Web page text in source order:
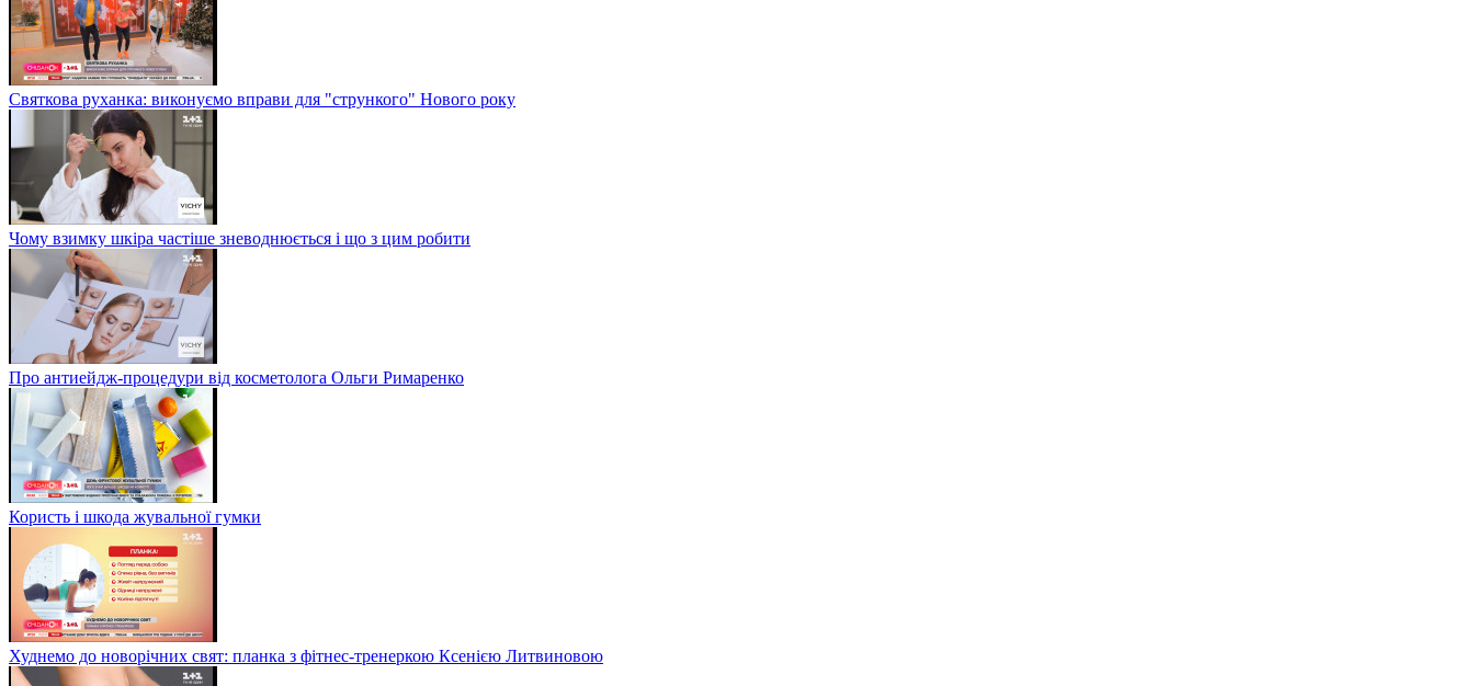
Святкова руханка: виконуємо вправи для "стрункого" Нового року
Чому взимку шкіра частіше зневоднюється і що з цим робити
Про антиейдж-процедури від косметолога Ольги Римаренко
Користь і шкода жувальної гумки
Худнемо до новорічних свят: планка з фітнес-тренеркою Ксенією Литвиновою